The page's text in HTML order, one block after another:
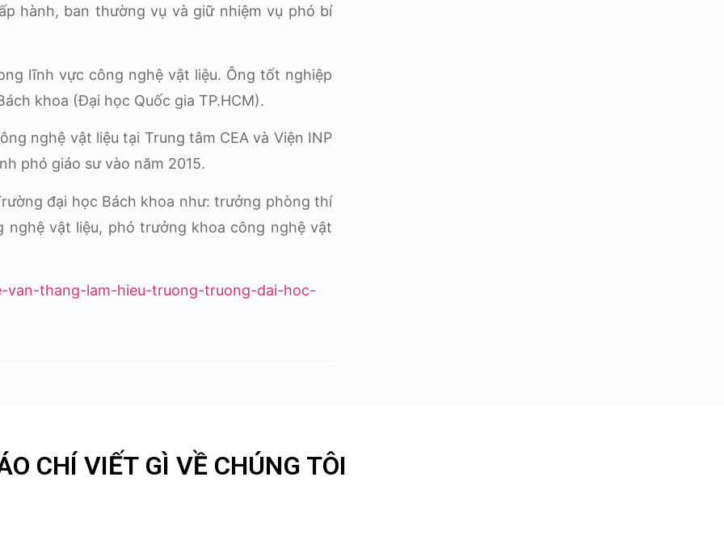
hành, ban thường vụ và giữ nhiệm vụ phó bí
lĩnh vực công nghệ vật liệu. Ông tốt nghiệp
khoa (Đại học Quốc gia TP.HCM).
nghệ vật liệu tại Trung tâm CEA và Viện INP
phó giáo sư vào năm 2015.
đại học Bách khoa như: trưởng phòng thí
nghệ vật liệu, phó trưởng khoa công nghệ vật
thang-lam-hieu-truong-truong-dai-hoc-
CHÍ VIẾT GÌ VỀ CHÚNG TÔI